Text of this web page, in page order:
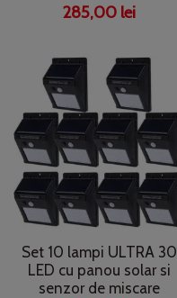
285,00 lei
Set 10 lampi ULTRA 30
LED cu panou solar si
senzor de miscare